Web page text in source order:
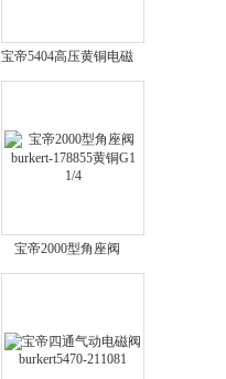
宝帝5404高压黄铜电磁
阀burkert-166714现货
宝帝2000型角座阀
burkert-178855黄铜G1